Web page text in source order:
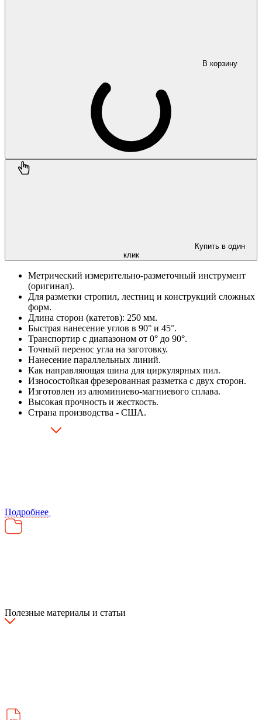
В корзину
Купить в один
клик
Метрический измерительно-разметочный инструмент
(оригинал).
Для разметки стропил, лестниц и конструкций сложных
форм.
Длина сторон (катетов): 250 мм.
Быстрая нанесение углов в 90° и 45°.
Транспортир с диапазоном от 0° до 90°.
Точный перенос угла на заготовку.
Нанесение параллельных линий.
Как направляющая шина для циркулярных пил.
Износостойкая фрезерованная разметка с двух сторон.
Изготовлен из алюминиево-магниевого сплава.
Высокая прочность и жесткость.
Страна производства - США.
Подробнее
Полезные материалы и статьи